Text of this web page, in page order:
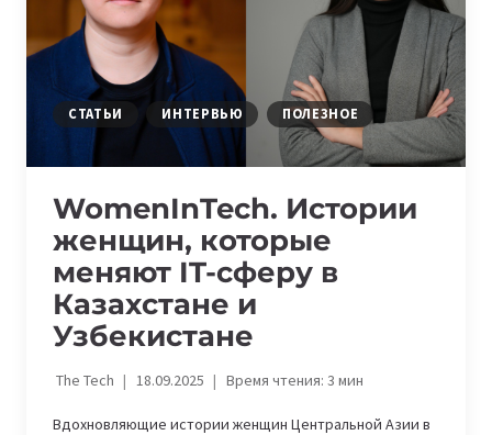
CARS
IN
UZBEKISTAN
СТАТЬИ ИНТЕРВЬЮ ПОЛЕЗНОЕ
WomenInTech. Истории
женщин, которые
меняют IT-сферу в
Казахстане и
Узбекистане
The Tech 18.09.2025 Время чтения: 3мин
Вдохновляющие истории женщин Центральной Азии в